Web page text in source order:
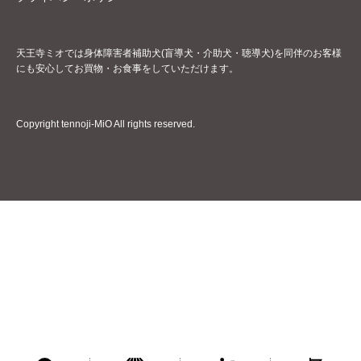
天王寺ミオでは身体障害者補助犬(盲導犬・介助犬・聴導犬)を同伴のお客様
にも安心してお買物・お食事をしていただけます。
Copyright tennoji-MiO All rights reserved.